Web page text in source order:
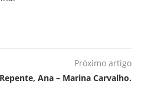
Próximo artigo
Ana – Marina Carvalho.